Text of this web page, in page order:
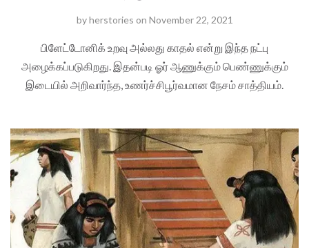
byherstories on November 22, 2021
பிளேட்டோனிக் உறவு அல்லது காதல் என்று இந்த நட்பு
அழைக்கப்படுகிறது. இதன்படி ஓர் ஆணுக்கும் பெண்ணுக்கும்
இடையில் அறிவார்ந்த, உணர்ச்சிபூர்வமான நேசம் சாத்தியம்.